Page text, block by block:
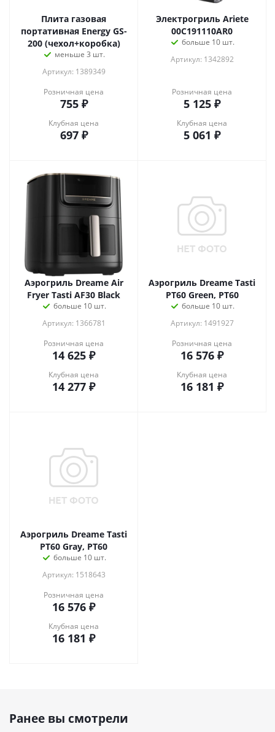
Плита газовая
портативная Energy GS-
200 (чехол+коробка)
меньше 3 шт.
Артикул: 1389349
Розничная цена
755₽
Клубная цена
697₽
Электрогриль Ariete
00C191110AR0
больше 10 шт.
Артикул: 1342892
Розничная цена
5 125 ₽
Клубная цена
5 061 ₽
Аэрогриль Dreame Air
Fryer Tasti AF30 Black
больше 10 шт.
Артикул: 1366781
Розничная цена
14 625 ₽
Клубная цена
14 277 ₽
Аэрогриль Dreame Tasti
PT60 Green, PT60
больше 10 шт.
Артикул: 1491927
Розничная цена
16 576 ₽
Клубная цена
16 181 ₽
Аэрогриль Dreame Tasti
PT60 Gray, PT60
больше 10 шт.
Артикул: 1518643
Розничная цена
16 576 ₽
Клубная цена
16 181 ₽
Ранее вы смотрели